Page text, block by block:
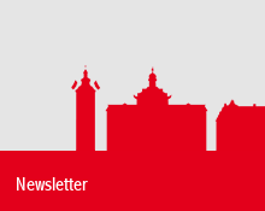
Newsletter